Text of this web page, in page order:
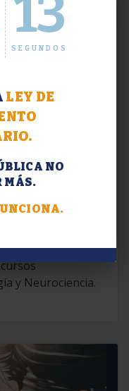
14
SEGUNDOS
LEY DE
NO
MÁS.
2026.
en el
y Neurociencia.